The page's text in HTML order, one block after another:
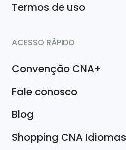
Termos de uso
ACESSO RÁPIDO
Convenção CNA+
Fale conosco
Blog
Shopping CNA Idiomas